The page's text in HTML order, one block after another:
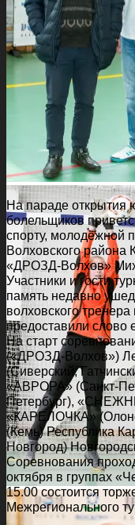
На параде открытия
болельщиков
спорту, молодёжной
Волховского района
«ДРОЗД-Волхов»
Участники и гости
память недавно
волховского
предоставили слово
На старт
(«ДРОЗД-Волхов»)
(Сиверский,
«АВРОРА» (Санкт-
Петербург),
«КАРЕЛОЧКА»
(Кемь) Республика
Новгород)
Соревнования
октября в группах
15.00 состоится
Межрегионального